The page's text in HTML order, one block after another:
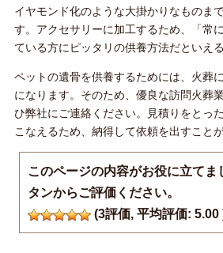
イヤモンド化のような大掛かりなものま
す。アクセサリーに加工するため、「常
ている方にピッタリの供養方法だといえる
ペットの遺骨を供養するためには、火葬
になります。そのため、優良な訪問火葬
ひ弊社にご連絡ください。見積りをとっ
こなえるため、納得して依頼を出すこと
このページの内容がお役に立てま
タンからご評価ください。
(3評価, 平均評価:5.00